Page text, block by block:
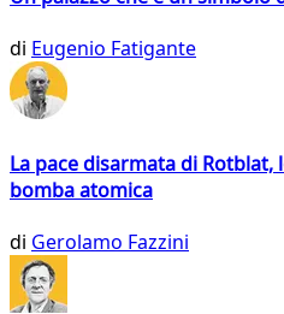
di Eugenio Fatigante
La pace disarmata di Rotblat,
bomba atomica
di Gerolamo Fazzini